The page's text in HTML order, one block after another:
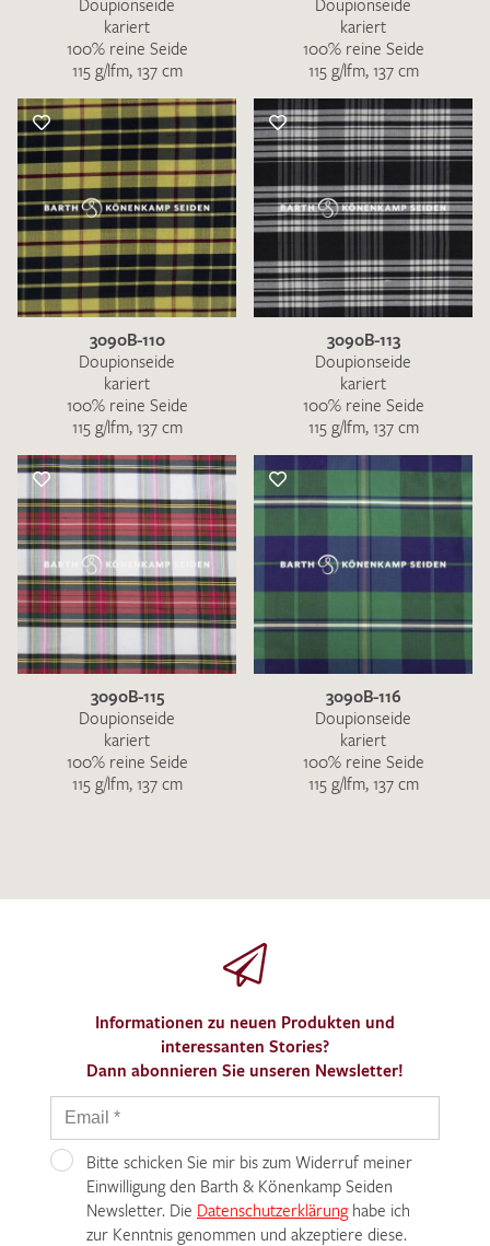
Doupionseide
kariert
100% reine Seide
115 g/lfm, 137 cm
Doupionseide
kariert
100% reine Seide
115 g/lfm, 137 cm
3090B-110
Doupionseide
kariert
100% reine Seide
115 g/lfm, 137 cm
3090B-113
Doupionseide
kariert
100% reine Seide
115 g/lfm, 137 cm
3090B-115
Doupionseide
kariert
100% reine Seide
115 g/lfm, 137 cm
3090B-116
Doupionseide
kariert
100% reine Seide
115 g/lfm, 137 cm
Informationen zu neuen Produkten und
interessanten Stories?
Dann abonnieren Sie unseren Newsletter!
Bitte schicken Sie mir bis zum Widerruf meiner
Einwilligung den Barth & Könenkamp Seiden
Newsletter. Die Datenschutzerklärunghabe ich
zur Kenntnis genommen und akzeptiere diese.